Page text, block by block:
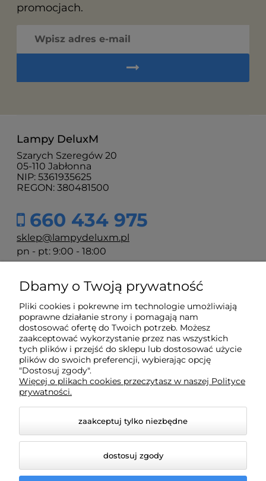
promocjach.
Lampy DeluxM
Szarych Szeregów 20
05-110 Jabłonna
NIP: 5361935625
REGON: 380481500
660 434 975
sklep@lampydeluxm.pl
pn - pt: 9:00 - 18:00
Moje konto
Płatności i dostawa
Informacje
O nas
Dbamy o Twoją prywatność
Pliki cookies i pokrewne im technologie umożliwiają
poprawne działanie strony i pomagają nam
dostosować ofertę do Twoich potrzeb. Możesz
zaakceptować wykorzystanie przez nas wszystkich
tych plików i przejść do sklepu lub dostosować użycie
plików do swoich preferencji, wybierając opcję
"Dostosuj zgody".
Więcej o plikach cookies przeczytasz w naszej Polityce
prywatności.
zaakceptuj tylko niezbędne
dostosuj zgody